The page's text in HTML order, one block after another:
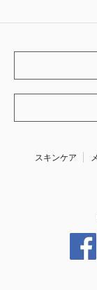
スキンケア